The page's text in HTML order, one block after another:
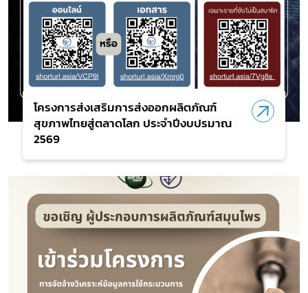
โครงการส่งเสริมการส่งออกผลิตภัณฑ์
สุขภาพไทยสู่ตลาดโลก ประจำปีงบปรมาณ
2569